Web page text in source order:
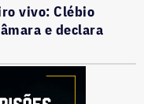
vivo: Clébio
e declara